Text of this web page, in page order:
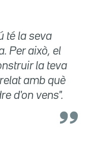
té la seva
Per això, el
la teva
amb què
d'on vens".